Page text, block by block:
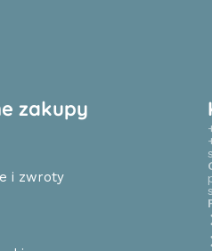
zakupy
i zwroty